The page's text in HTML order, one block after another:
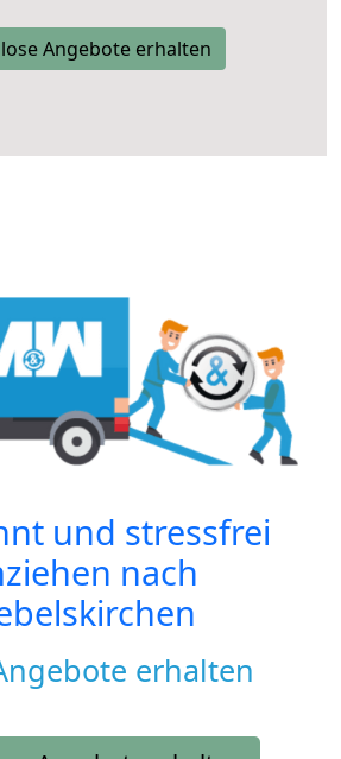
Angebote erhalten
und stressfrei
nach
erhalten